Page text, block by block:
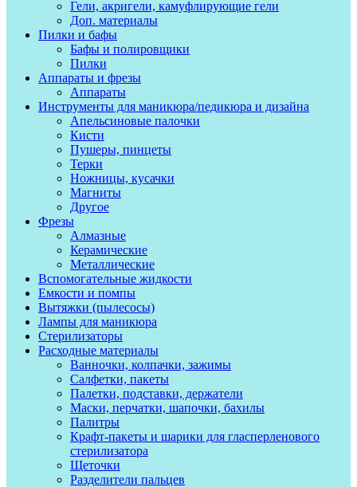
Гели, акригели, камуфлирующие гели
Доп. материалы
Пилки и бафы
Бафы и полировщики
Пилки
Аппараты и фрезы
Аппараты
Инструменты для маникюра/педикюра и дизайна
Апельсиновые палочки
Кисти
Пушеры, пинцеты
Терки
Ножницы, кусачки
Магниты
Другое
Фрезы
Алмазные
Керамические
Металлические
Вспомогательные жидкости
Емкости и помпы
Вытяжки (пылесосы)
Лампы для маникюра
Стерилизаторы
Расходные материалы
Ванночки, колпачки, зажимы
Салфетки, пакеты
Палетки, подставки, держатели
Маски, перчатки, шапочки, бахилы
Палитры
Крафт-пакеты и шарики для гласперленового
стерилизатора
Щеточки
Разделители пальцев